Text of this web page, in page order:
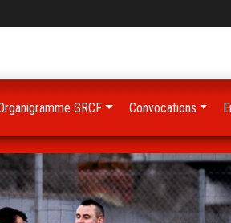
SRCF Convocations